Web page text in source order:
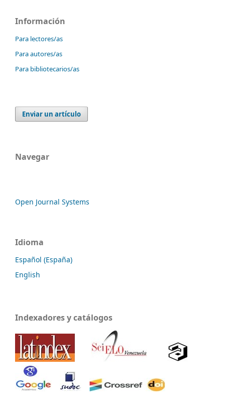
Información
Para lectores/as
Para autores/as
Para bibliotecarios/as
Enviar un artículo
Navegar
Open Journal Systems
Idioma
Español (España)
English
Indexadores y catálogos